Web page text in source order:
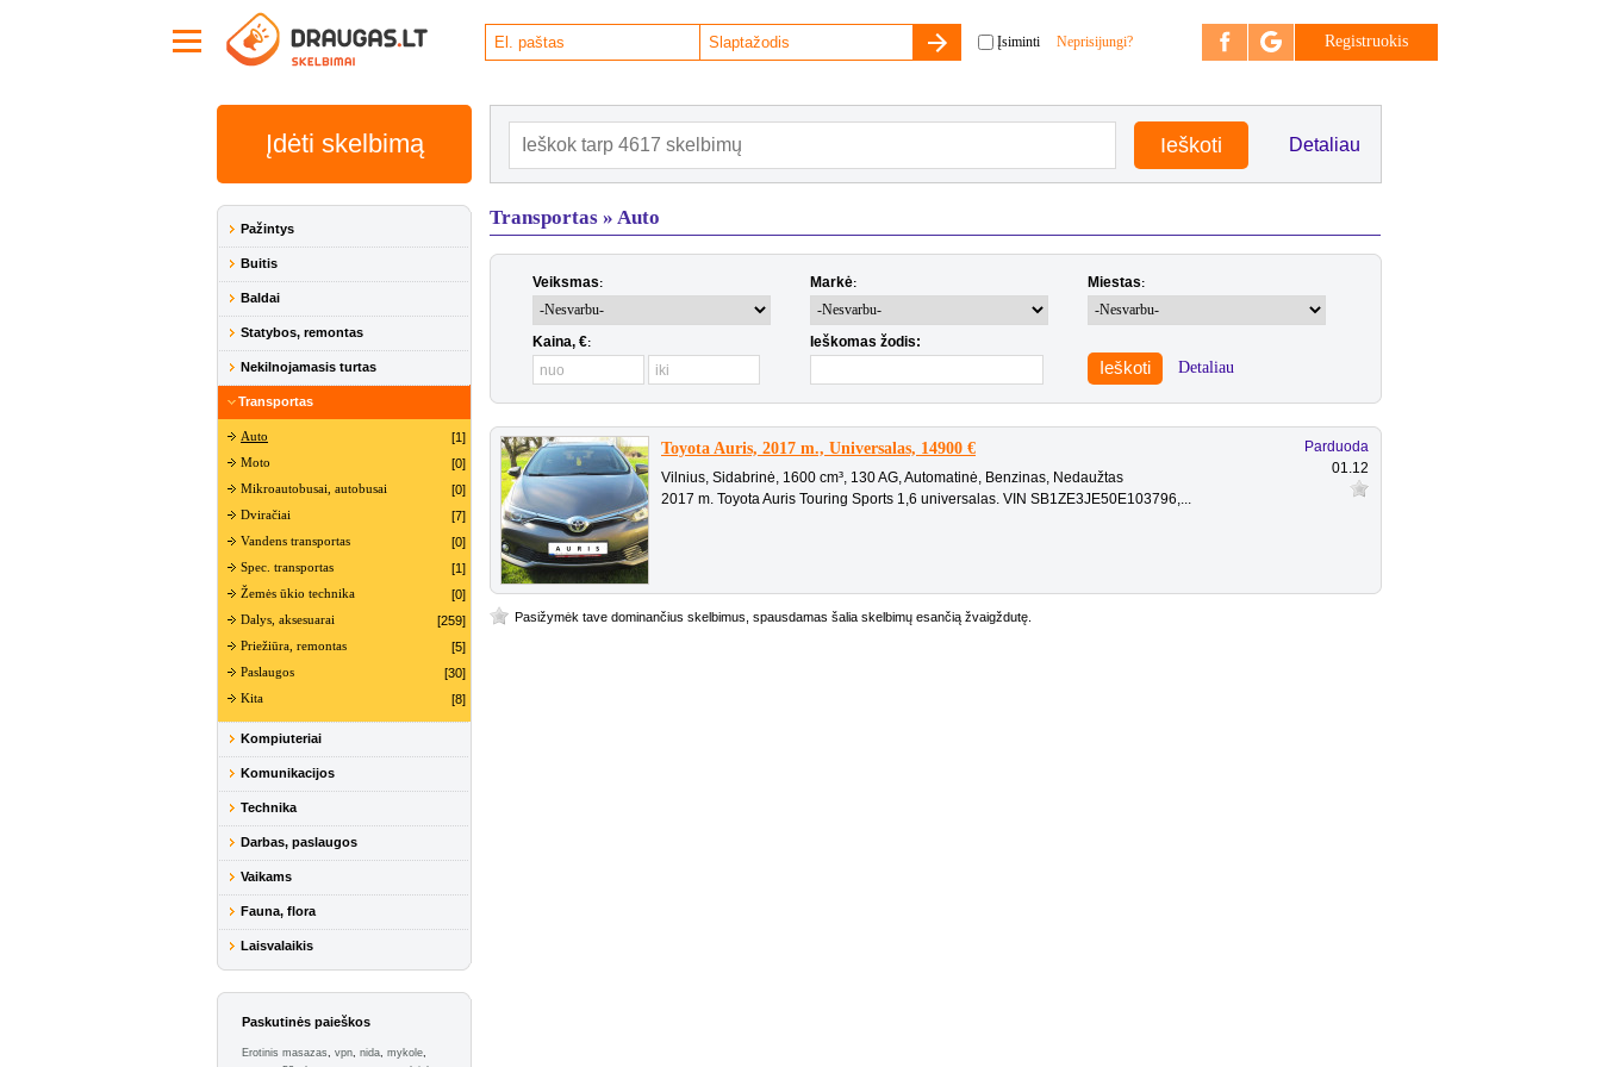
Įsiminti Neprisijungi? Registruokis
Įdėti skelbimą Detaliau
Pažintys
Buitis
Baldai
Statybos, remontas
Nekilnojamasis turtas
Transportas
Auto [1]
Moto [0]
Mikroautobusai, autobusai [0]
Dviračiai [7]
Vandens transportas [0]
Spec. transportas [1]
Žemės ūkio technika [0]
Dalys, aksesuarai [259]
Priežiūra, remontas [5]
Paslaugos [30]
Kita [8]
Kompiuteriai
Komunikacijos
Technika
Darbas, paslaugos
Vaikams
Fauna, flora
Laisvalaikis
Paskutinės paieškos
Erotinis masazas, vpn, nida, mykole,
Transportas » Auto
Veiksmas: Markė: Miestas:
Kaina, €: Ieškomas žodis:
Ieškoti Detaliau
Toyota Auris, 2017 m., Universalas, 14900 €
Vilnius, Sidabrinė, 1600 cm³, 130 AG, Automatinė, Benzinas, Nedaužtas
2017 m. Toyota Auris Touring Sports 1,6 universalas. VIN SB1ZE3JE50E103796,...
Parduoda
01.12
Pasižymėk tave dominančius skelbimus, spausdamas šalia skelbimų esančią žvaigždutę.